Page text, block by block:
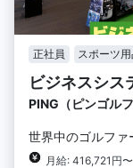
正社員 スポーツ用
ビジネスシス
PING（ピンゴル
世界中のゴルファ
月給: 416,721円〜